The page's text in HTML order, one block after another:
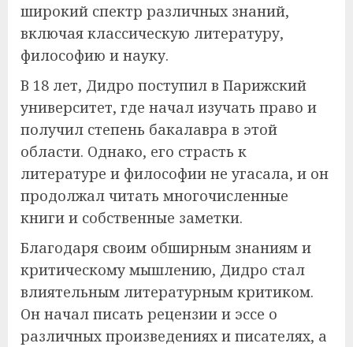
широкий спектр различных знаний,
включая классическую литературу,
философию и науку.
В 18 лет, Дидро поступил в Парижский
университет, где начал изучать право и
получил степень бакалавра в этой
области. Однако, его страсть к
литературе и философии не угасала, и он
продолжал читать многочисленные
книги и собственные заметки.
Благодаря своим обширным знаниям и
критическому мышлению, Дидро стал
влиятельным литературным критиком.
Он начал писать рецензии и эссе о
различных произведениях и писателях, а